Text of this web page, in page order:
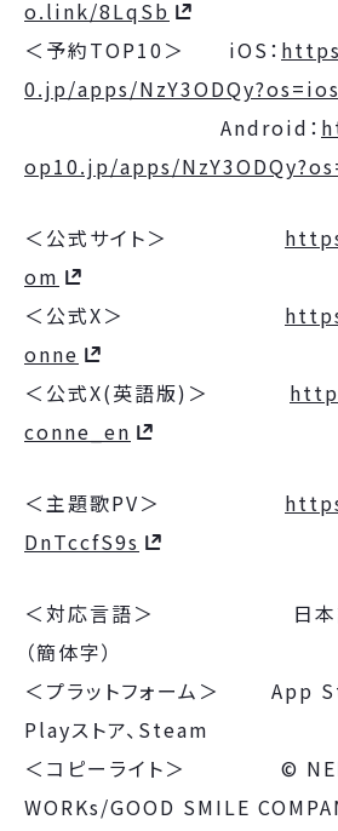
o.link/8LqSb
＜予約TOP10＞ iOS：
0.jp/apps/NzY3ODQy?os=ios
Android：
op10.jp/apps/
＜公式サイト＞
om
＜公式X＞
onne
＜公式X(英語版)＞
conne_en
＜主題歌PV＞
DnTccfS9s
＜対応言語＞ 日本語、
（簡体字）
＜プラットフォーム＞ App
Playストア、Steam
＜コピーライト＞ ©
WORKs/GOOD SMILE